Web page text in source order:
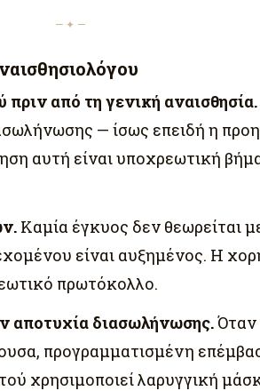
— ✦ —
από τη γενική αναισθησία.
— ίσως επειδή η
αυτή είναι υποχρεωτική
Καμία έγκυος δεν θεωρείται
είναι αυξημένος. Η
πρωτόκολλο.
αποτυχία διασωλήνωσης.Όταν
προγραμματισμένη
χρησιμοποιεί λαρυγγική